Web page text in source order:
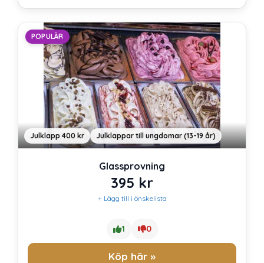
POPULÄR
Julklapp 400 kr Julklappar till ungdomar (13-19 år)
Glassprovning
395 kr
+ Lägg till i önskelista
1 0
Köp här »